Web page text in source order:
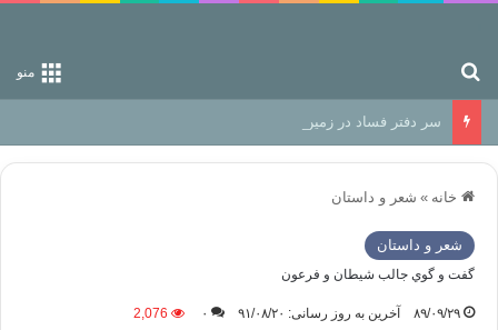
منو
سر دفتر فساد در زمین‌، دوری وکناره‌گیری از راه خداست‌!
خانه » شعر و داستان
شعر و داستان
گفت و گوي جالب شيطان و فرعون
۸۹/۰۹/۲۹ آخرین به روز رسانی: ۹۱/۰۸/۲۰ ۰ 2,076